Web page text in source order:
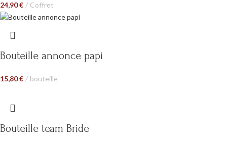
24,90€ Coffret
Bouteille annonce papi
15,80€ bouteille
Bouteille team Bride